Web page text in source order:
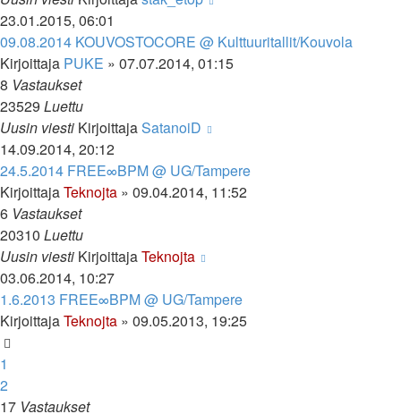
23.01.2015, 06:01
09.08.2014 KOUVOSTOCORE @ Kulttuuritallit/Kouvola
Kirjoittaja PUKE » 07.07.2014, 01:15
8 Vastaukset
23529 Luettu
Uusin viesti KirjoittajaSatanoiD
14.09.2014, 20:12
24.5.2014 FREE∞BPM @ UG/Tampere
KirjoittajaTeknojta » 09.04.2014, 11:52
6 Vastaukset
20310 Luettu
Uusin viesti KirjoittajaTeknojta
03.06.2014, 10:27
1.6.2013 FREE∞BPM @ UG/Tampere
KirjoittajaTeknojta » 09.05.2013, 19:25
1
2
17 Vastaukset